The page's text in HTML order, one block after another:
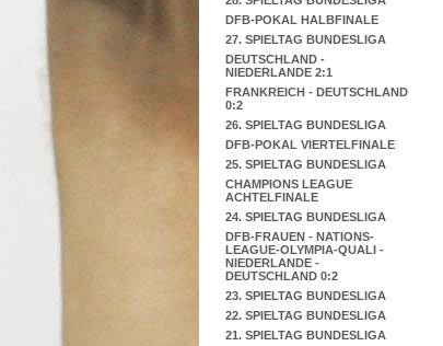
DFB-POKAL HALBFINALE
27. SPIELTAG BUNDESLIGA
DEUTSCHLAND -
NIEDERLANDE 2:1
FRANKREICH - DEUTSCHLAND
0:2
26. SPIELTAG BUNDESLIGA
DFB-POKAL VIERTELFINALE
25. SPIELTAG BUNDESLIGA
CHAMPIONS LEAGUE
ACHTELFINALE
24. SPIELTAG BUNDESLIGA
DFB-FRAUEN - NATIONS-
LEAGUE-OLYMPIA-QUALI -
NIEDERLANDE -
DEUTSCHLAND 0:2
23. SPIELTAG BUNDESLIGA
22. SPIELTAG BUNDESLIGA
21. SPIELTAG BUNDESLIGA